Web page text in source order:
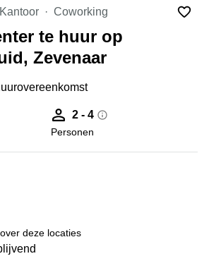
Kantoor Coworking
te huur op
Zevenaar
2 - 4
Personen
deze locaties